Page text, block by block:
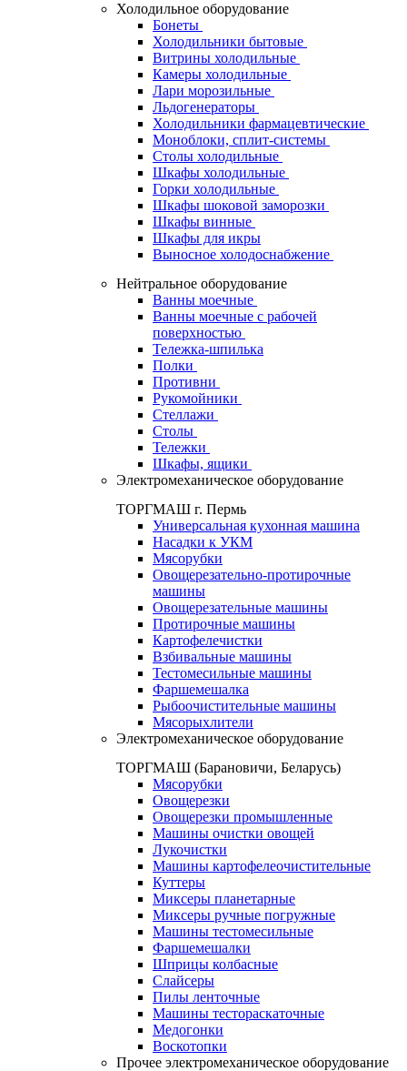
Холодильное оборудование
Бонеты
Холодильники бытовые
Витрины холодильные
Камеры холодильные
Лари морозильные
Льдогенераторы
Холодильники фармацевтические
Моноблоки, сплит-системы
Столы холодильные
Шкафы холодильные
Горки холодильные
Шкафы шоковой заморозки
Шкафы винные
Шкафы для икры
Выносное холодоснабжение
Нейтральное оборудование
Ванны моечные
Ванны моечные с рабочей
поверхностью
Тележка-шпилька
Полки
Противни
Рукомойники
Стеллажи
Столы
Тележки
Шкафы, ящики
Электромеханическое оборудование
ТОРГМАШ г. Пермь
Универсальная кухонная машина
Насадки к УКМ
Мясорубки
Овощерезательно-протирочные
машины
Овощерезательные машины
Протирочные машины
Картофелечистки
Взбивальные машины
Тестомесильные машины
Фаршемешалка
Рыбоочистительные машины
Мясорыхлители
Электромеханическое оборудование
ТОРГМАШ (Барановичи, Беларусь)
Мясорубки
Овощерезки
Овощерезки промышленные
Машины очистки овощей
Лукочистки
Машины картофелеочистительные
Куттеры
Миксеры планетарные
Миксеры ручные погружные
Машины тестомесильные
Фаршемешалки
Шприцы колбасные
Слайсеры
Пилы ленточные
Машины тестораскаточные
Медогонки
Воскотопки
Прочее электромеханическое оборудование